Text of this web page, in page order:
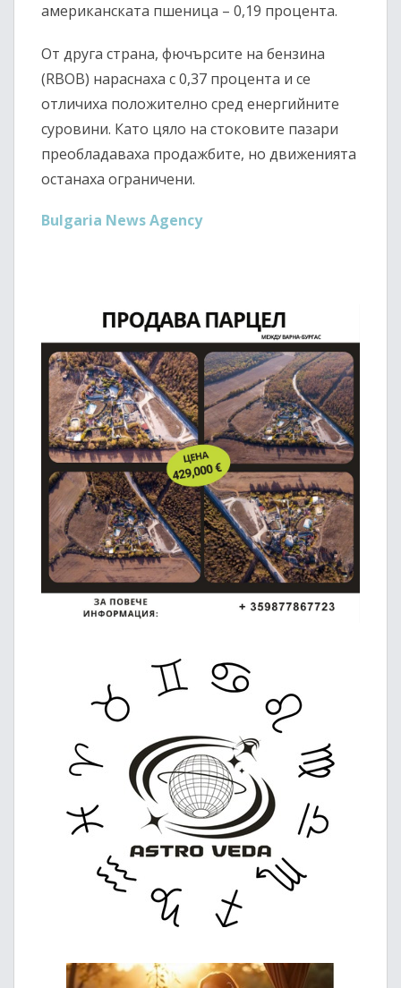
американската пшеница – 0,19 процента.
От друга страна, фючърсите на бензина
(RBOB) нараснаха с 0,37 процента и се
отличиха положително сред енергийните
суровини. Като цяло на стоковите пазари
преобладаваха продажбите, но движенията
останаха ограничени.
Bulgaria News Agency